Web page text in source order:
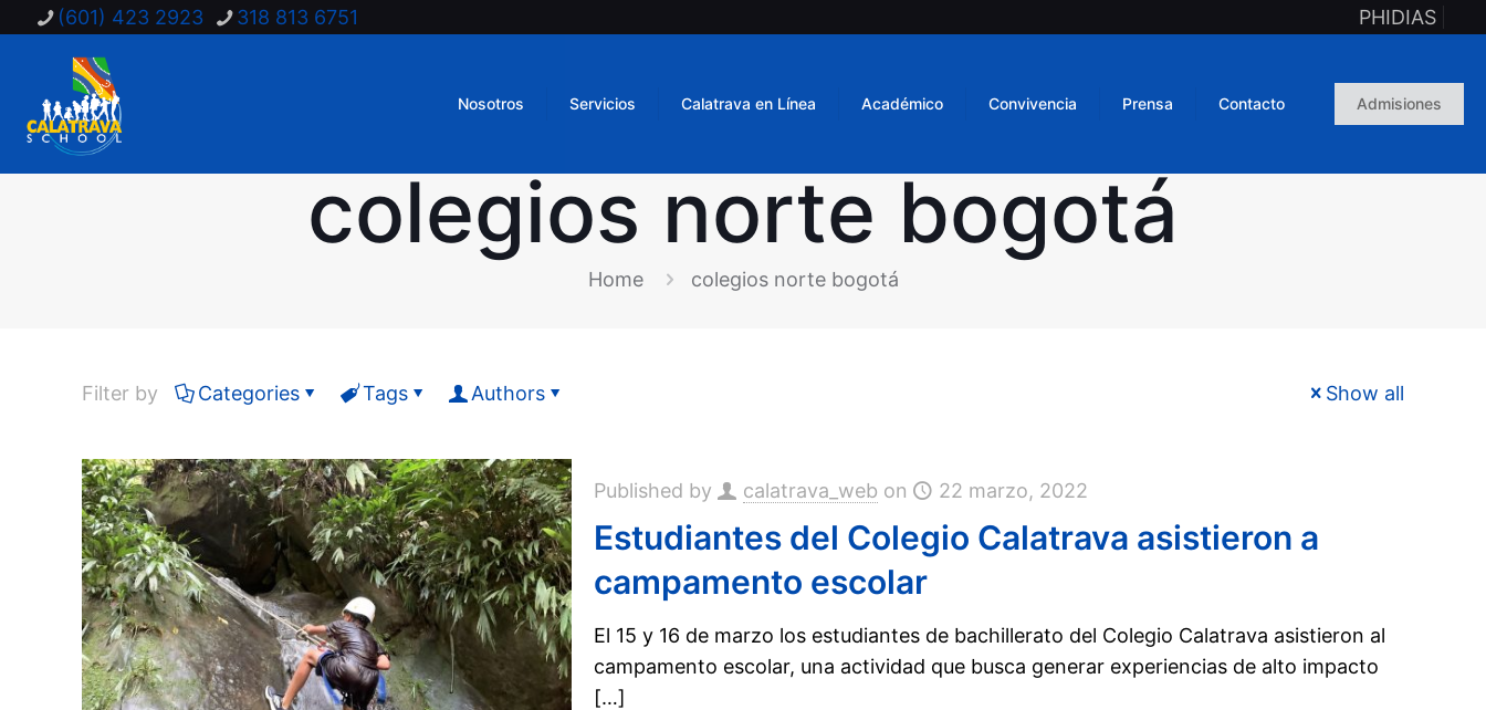
(601) 423 2923 318 813 6751 PHIDIAS
Nosotros Servicios Calatrava en Línea Académico Convivencia Prensa Contacto Admisiones
colegios norte bogotá
Home colegios norte bogotá
Filter by Categories Tags Authors Show all
Published by calatrava_web on 22 marzo, 2022
Estudiantes del Colegio Calatrava asistieron a
campamento escolar
El 15 y 16 de marzo los estudiantes de bachillerato del Colegio Calatrava asistieron al
campamento escolar, una actividad que busca generar experiencias de alto impacto
[…]